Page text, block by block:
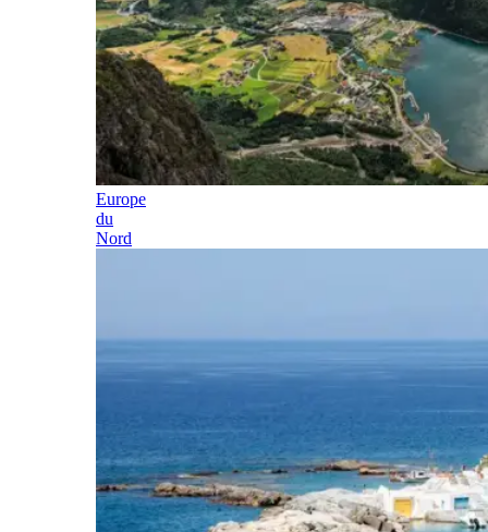
Europe
du
Nord